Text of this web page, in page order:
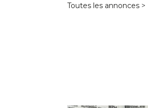
Toutes les annonces >